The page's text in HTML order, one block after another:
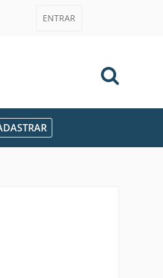
ENTRAR